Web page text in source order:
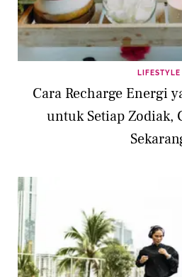
LIFESTYLE
Cara Recharge Energi
untuk Setiap Zodiak,